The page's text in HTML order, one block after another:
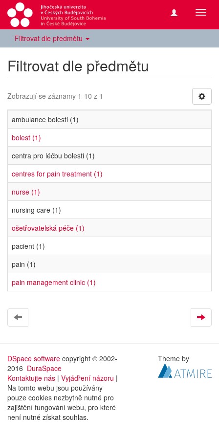
Filtrovat dle předmětu
Filtrovat dle předmětu
Zobrazují se záznamy 1-10 z 1
ambulance bolesti (1)
bolest (1)
centra pro léčbu bolesti (1)
centres for pain treatment (1)
nurse (1)
nursing care (1)
ošetřovatelská péče (1)
pacient (1)
pain (1)
pain management clinic (1)
DSpace software copyright © 2002-
2016 DuraSpace
Kontaktujte nás | Vyjádření názoru |
Na tomto webu jsou používány
pouze cookies nezbytně nutné pro
zajištění fungování webu, pro které
není nutné získat souhlas.
Theme by